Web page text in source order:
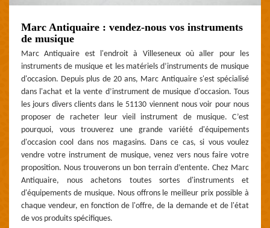
Marc Antiquaire : vendez-nous vos instruments
de musique
Marc Antiquaire est l'endroit à Villeseneux où aller pour les
instruments de musique et les matériels d’instruments de musique
d'occasion. Depuis plus de 20 ans, Marc Antiquaire s'est spécialisé
dans l'achat et la vente d’instrument de musique d'occasion. Tous
les jours divers clients dans le 51130 viennent nous voir pour nous
proposer de racheter leur vieil instrument de musique. C’est
pourquoi, vous trouverez une grande variété d'équipements
d'occasion cool dans nos magasins. Dans ce cas, si vous voulez
vendre votre instrument de musique, venez vers nous faire votre
proposition. Nous trouverons un bon terrain d’entente. Chez Marc
Antiquaire, nous achetons toutes sortes d'instruments et
d'équipements de musique. Nous offrons le meilleur prix possible à
chaque vendeur, en fonction de l'offre, de la demande et de l'état
de vos produits spécifiques.